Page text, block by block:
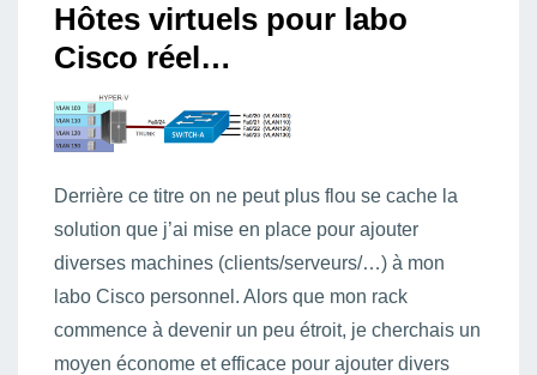
Hôtes virtuels pour labo
Cisco réel…
Derrière ce titre on ne peut plus flou se cache la
solution que j’ai mise en place pour ajouter
diverses machines (clients/serveurs/…) à mon
labo Cisco personnel. Alors que mon rack
commence à devenir un peu étroit, je cherchais un
moyen économe et efficace pour ajouter divers